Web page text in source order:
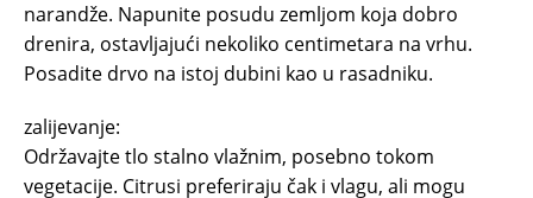
narandže. Napunite posudu zemljom koja dobro
drenira, ostavljajući nekoliko centimetara na vrhu.
Posadite drvo na istoj dubini kao u rasadniku.
zalijevanje:
Održavajte tlo stalno vlažnim, posebno tokom
vegetacije. Citrusi preferiraju čak i vlagu, ali mogu